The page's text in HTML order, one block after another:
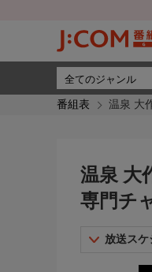
番組表 温泉 大
温泉 大
専門チ
放送スケ